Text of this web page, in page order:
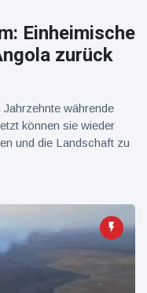
Einheimische
zurück
währende
können sie wieder
und die Landschaft zu